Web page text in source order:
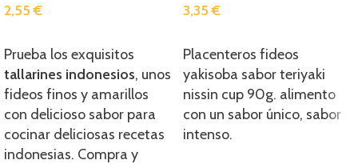
2,55€
Prueba los exquisitos
tallarines indonesios, unos
fideos finos y amarillos
con delicioso sabor para
cocinar deliciosas recetas
indonesias. Compra y
3,35€
Placenteros fideos
yakisoba sabor teriyaki
nissin cup 90g. alimento
con un sabor único, sabor
intenso.